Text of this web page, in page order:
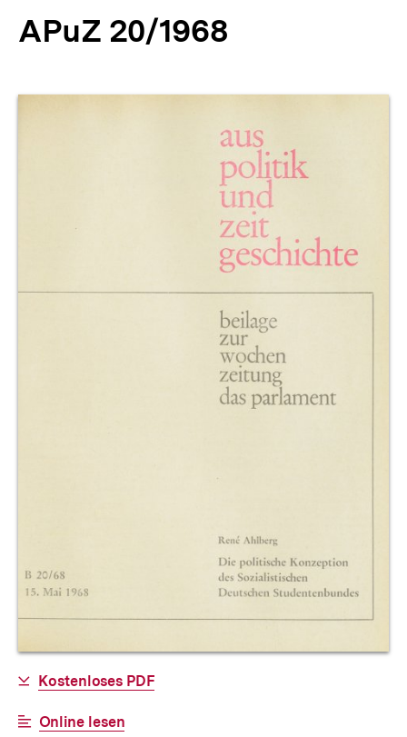
APuZ 20/1968
Allgemeine
Informationen
Download-
Kostenloses PDF
Interner
Online lesen